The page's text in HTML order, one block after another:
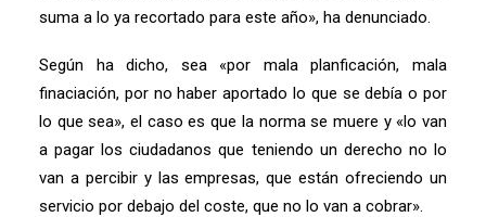
suma a lo ya recortado para este año», ha denunciado.
Según ha dicho, sea «por mala planficación, mala
finaciación, por no haber aportado lo que se debía o por
lo que sea», el caso es que la norma se muere y «lo van
a pagar los ciudadanos que teniendo un derecho no lo
van a percibir y las empresas, que están ofreciendo un
servicio por debajo del coste, que no lo van a cobrar».